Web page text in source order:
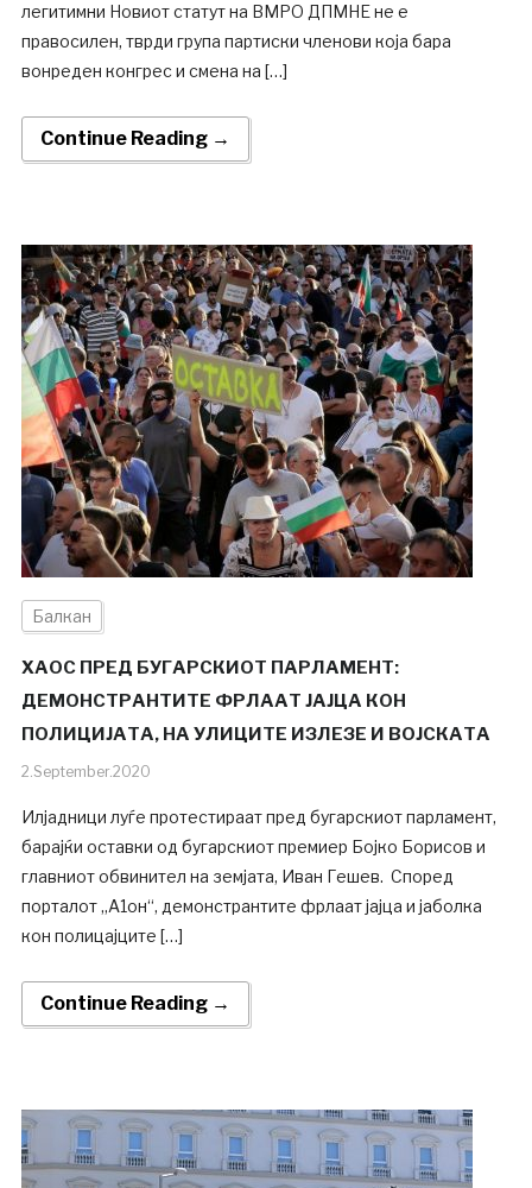
легитимни Новиот статут на ВМРО ДПМНЕ не е
правосилен, тврди група партиски членови која бара
вонреден конгрес и смена на […]
Continue Reading →
Балкан
ХАОС ПРЕД БУГАРСКИОТ ПАРЛАМЕНТ:
ДЕМОНСТРАНТИТЕ ФРЛААТ ЈАЈЦА КОН
ПОЛИЦИЈАТА, НА УЛИЦИТЕ ИЗЛЕЗЕ И ВОЈСКАТА
2.September.2020
Илјадници луѓе протестираат пред бугарскиот парламент,
барајќи оставки од бугарскиот премиер Бојко Борисов и
главниот обвинител на земјата, Иван Гешев. Според
порталот „А1он“, демонстрантите фрлаат јајца и јаболка
кон полицајците […]
Continue Reading →